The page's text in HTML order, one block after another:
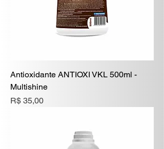
Antioxidante ANTIOXI VKL 500ml -
Multishine
Preço
R$ 35,00